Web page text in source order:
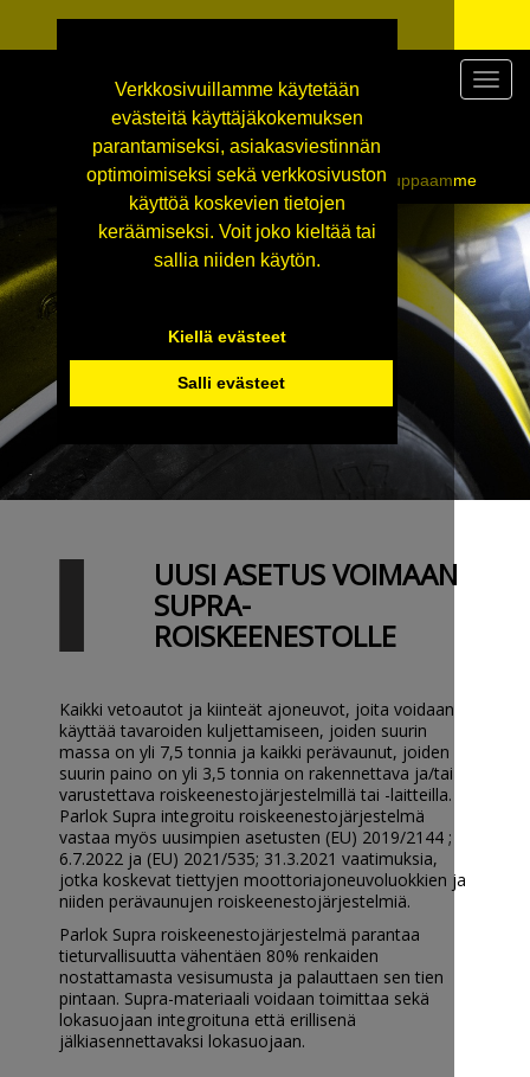
Verkkosivuillamme käytetään
evästeitä käyttäjäkokemuksen
parantamiseksi, asiakasviestinnän
optimoimiseksi sekä verkkosivuston
käyttöä koskevien tietojen
keräämiseksi. Voit joko kieltää tai
sallia niiden käytön.
Kiellä evästeet
Salli evästeet
Siirry tekniseen tukkukauppaamme
UUSI ASETUS VOIMAAN
SUPRA-
ROISKEENESTOLLE
Kaikki vetoautot ja kiinteät ajoneuvot, joita voidaan
käyttää tavaroiden kuljettamiseen, joiden suurin
massa on yli 7,5 tonnia ja kaikki perävaunut, joiden
suurin paino on yli 3,5 tonnia on rakennettava ja/tai
varustettava roiskeenestojärjestelmillä tai -laitteilla.
Parlok Supra integroitu roiskeenestojärjestelmä
vastaa myös uusimpien asetusten (EU) 2019/2144 ;
6.7.2022 ja (EU) 2021/535; 31.3.2021 vaatimuksia,
jotka koskevat tiettyjen moottoriajoneuvoluokkien ja
niiden perävaunujen roiskeenestojärjestelmiä.
Parlok Supra roiskeenestojärjestelmä parantaa
tieturvallisuutta vähentäen 80% renkaiden
nostattamasta vesisumusta ja palauttaen sen tien
pintaan. Supra-materiaali voidaan toimittaa sekä
lokasuojaan integroituna että erillisenä
jälkiasennettavaksi lokasuojaan.